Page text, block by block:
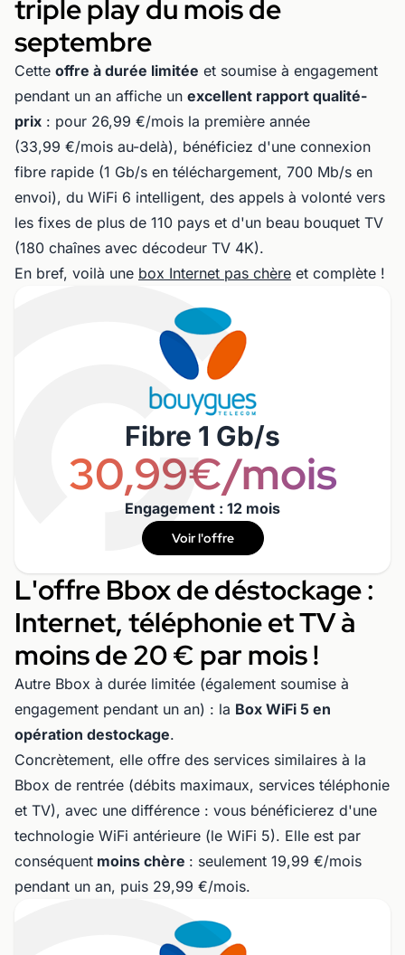
triple play du mois de
septembre
Cette offre à durée limitée et soumise à engagement
pendant un an affiche un excellent rapport qualité-
prix : pour 26,99 €/mois la première année
(33,99 €/mois au-delà), bénéficiez d'une connexion
fibre rapide (1 Gb/s en téléchargement, 700 Mb/s en
envoi), du WiFi 6 intelligent, des appels à volonté vers
les fixes de plus de 110 pays et d'un beau bouquet TV
(180 chaînes avec décodeur TV 4K).
En bref, voilà une box Internet pas chère et complète !
Fibre 1 Gb/s
30,99€/mois
Engagement : 12 mois
Voir l'offre
L'offre Bbox de déstockage :
Internet, téléphonie et TV à
moins de 20 € par mois !
Autre Bbox à durée limitée (également soumise à
engagement pendant un an) : la Box WiFi 5 en
opération destockage.
Concrètement, elle offre des services similaires à la
Bbox de rentrée (débits maximaux, services téléphonie
et TV), avec une différence : vous bénéficierez d'une
technologie WiFi antérieure (le WiFi 5). Elle est par
conséquent moins chère : seulement 19,99 €/mois
pendant un an, puis 29,99 €/mois.